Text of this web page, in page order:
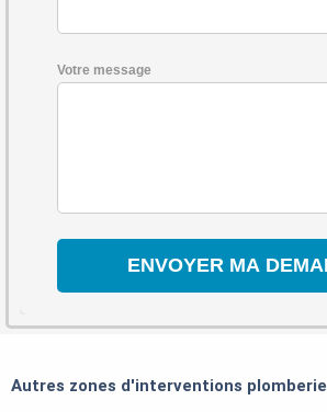
Votre message
Autres zones d'interventions plomberie